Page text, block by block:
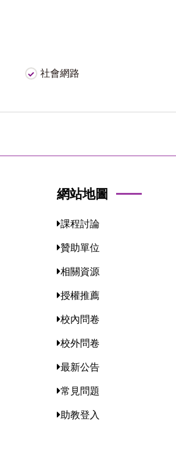
社會網路
網站地圖
課程討論
贊助單位
相關資源
授權推薦
校內問卷
校外問卷
最新公告
常見問題
助教登入